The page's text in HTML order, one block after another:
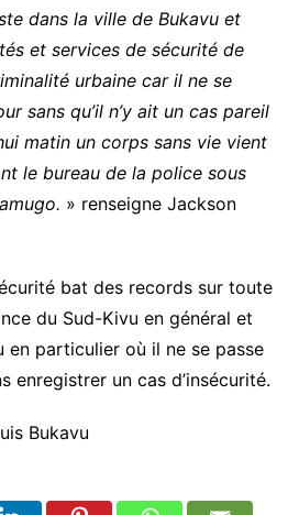
dans la ville de Bukavu et
et services de sécurité de
urbaine car il ne se
sans qu’il n’y ait un cas pareil
matin un corps sans vie vient
le bureau de la police sous
» renseigne Jackson
bat des records sur toute
du Sud-Kivu en général et
en particulier où il ne se passe
enregistrer un cas d’insécurité.
Bukavu